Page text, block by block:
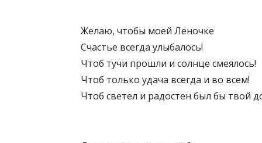
Желаю, чтобы моей Леночке
Счастье всегда улыбалось!
Чтоб тучи прошли и солнце смеялось!
Чтоб только удача всегда и во всем!
Чтоб светел и радостен был бы твой